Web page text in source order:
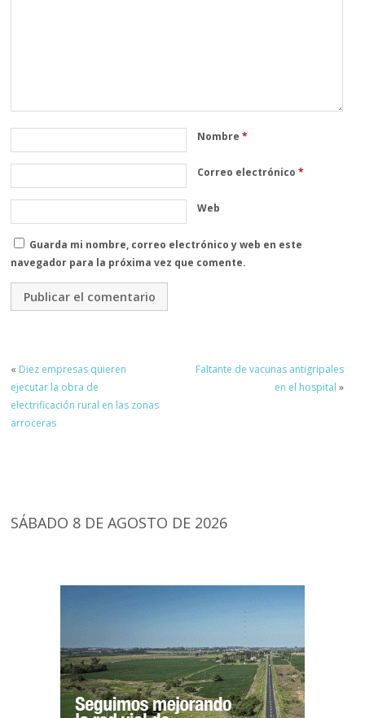
Nombre*
Correo electrónico*
Web
Guarda mi nombre, correo electrónico y web en este
navegador para la próxima vez que comente.
« Diez empresas quieren
ejecutar la obra de
electrificación rural en las zonas
arroceras
Faltante de vacunas antigripales
en el hospital »
SÁBADO 8 DE AGOSTO DE 2026